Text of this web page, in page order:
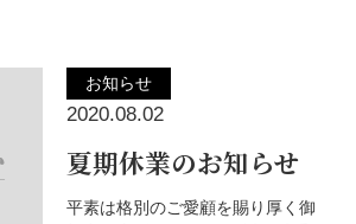
お知らせ
2020.08.02
夏期休業のお知らせ
平素は格別のご愛顧を賜り厚く御